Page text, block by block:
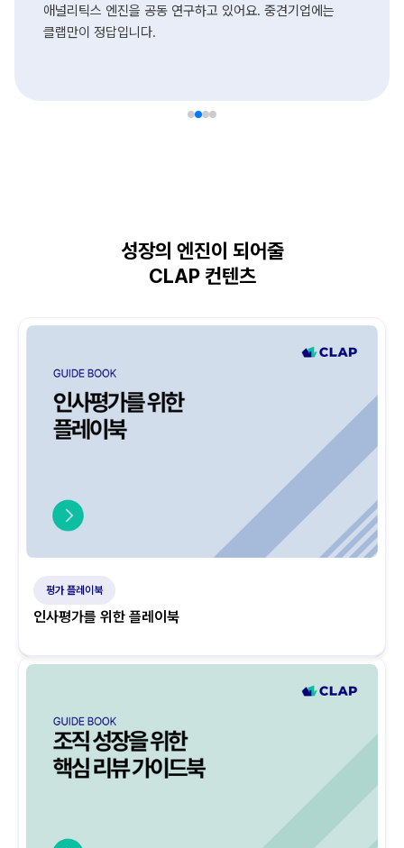
애널리틱스 엔진을 공동 연구하고 있어요. 중견기업에는
클랩만이 정답입니다.
성장의 엔진이 되어줄
CLAP 컨텐츠
평가 플레이북
인사평가를 위한 플레이북